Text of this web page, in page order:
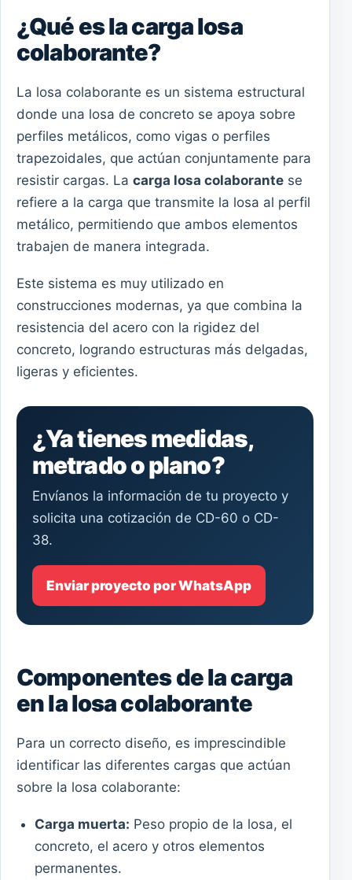
¿Qué es la carga losa
colaborante?
La losa colaborante es un sistema estructural
donde una losa de concreto se apoya sobre
perfiles metálicos, como vigas o perfiles
trapezoidales, que actúan conjuntamente para
resistir cargas. La carga losa colaborante se
refiere a la carga que transmite la losa al perfil
metálico, permitiendo que ambos elementos
trabajen de manera integrada.
Este sistema es muy utilizado en
construcciones modernas, ya que combina la
resistencia del acero con la rigidez del
concreto, logrando estructuras más delgadas,
ligeras y eficientes.
¿Ya tienes medidas,
metrado o plano?
Envíanos la información de tu proyecto y
solicita una cotización de CD-60 o CD-
38.
Enviar proyecto por WhatsApp
Componentes de la carga
en la losa colaborante
Para un correcto diseño, es imprescindible
identificar las diferentes cargas que actúan
sobre la losa colaborante:
Carga muerta: Peso propio de la losa, el
concreto, el acero y otros elementos
permanentes.